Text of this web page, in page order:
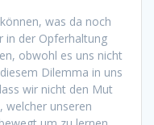
was da noch
in der Opferhaltung
obwohl es uns nicht
Dilemma in uns
wir nicht den Mut
welcher unseren